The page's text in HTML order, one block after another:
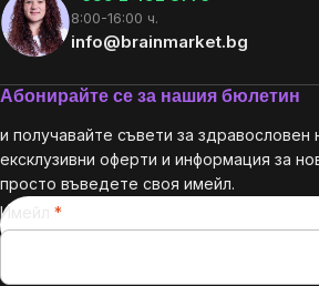
8:00-16:00 ч.
info@brainmarket.bg
Абонирайте се за нашия бюлетин
и получавайте съвети за здравословен
ексклузивни оферти и информация за
просто въведете своя имейл.
Имейл